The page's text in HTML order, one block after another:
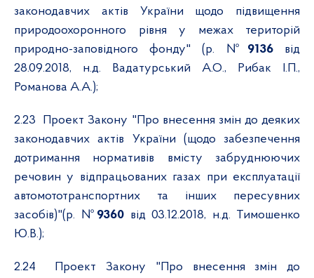
законодавчих актів України щодо підвищення
природоохоронного рівня у межах територій
природно-заповідного фонду" (р. № 9136від
28.09.2018, н.д. Вадатурський А.О., Рибак І.П.,
Романова А.А.);
2.23
Проект Закону "Про внесення змін до деяких
законодавчих актів України (щодо забезпечення
дотримання нормативів вмісту забруднюючих
речовин у відпрацьованих газах при експлуатації
автомототранспортних та інших пересувних
засобів)"(р. № 9360 від 03.12.2018, н.д. Тимошенко
Ю.В.);
2.24
Проект Закону "Про внесення змін до